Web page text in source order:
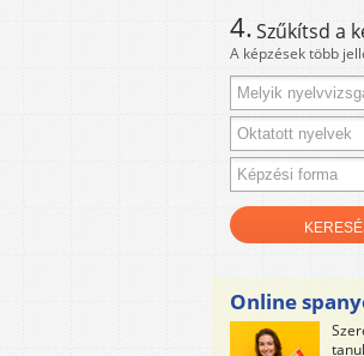
4.Szűkítsd a
A képzések több
Online